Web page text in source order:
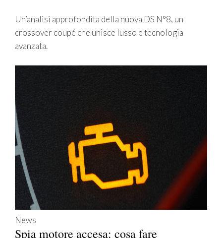
Un’analisi approfondita della nuova DS N°8, un
crossover coupé che unisce lusso e tecnologia
avanzata.
News
Spia motore accesa: cosa fare